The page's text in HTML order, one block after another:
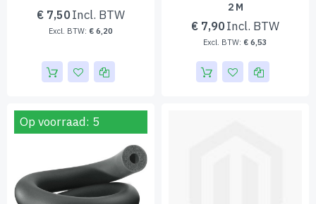
€ 7,50
€ 6,20
2 M
€ 7,90
€ 6,53
Op voorraad: 5